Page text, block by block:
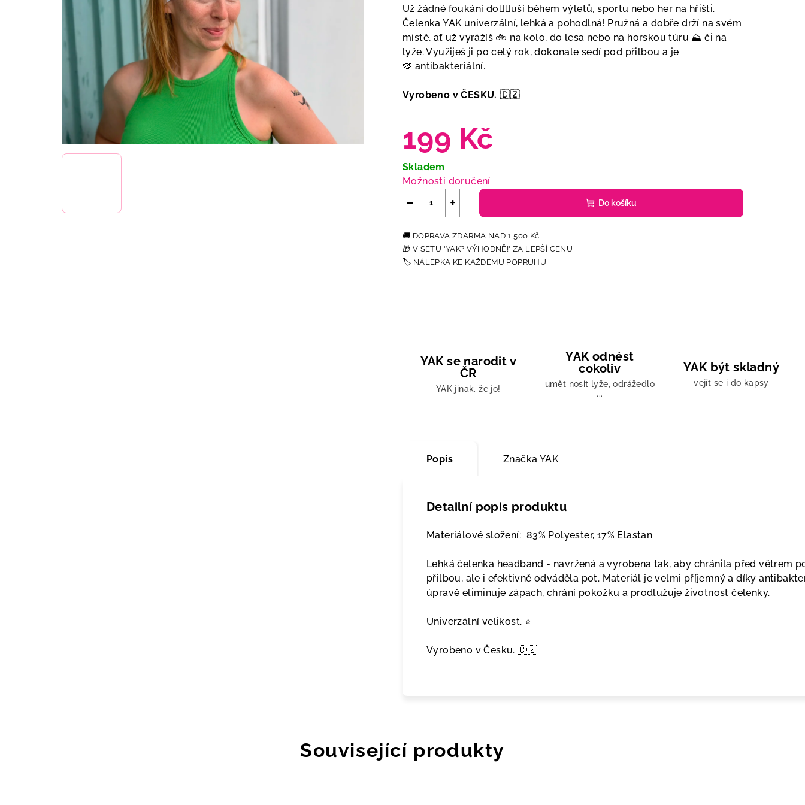
Už žádné foukání do👂🏻uší během výletů, sportu nebo her na hřišti.
Čelenka YAK univerzální, lehká a pohodlná! Pružná a dobře drží na svém
místě, ať už vyrážíš 🚲 na kolo, do lesa nebo na horskou túru ⛰️ či na
lyže. Využiješ ji po celý rok, dokonale sedí pod přilbou a je
🦠 antibakteriální.
Vyrobeno v ČESKU. 🇨🇿
199 Kč
Měrná
cena:
Skladem
Možnosti doručení
+
− Do košíku
YAK se narodit v
ČR
YAK jinak, že jo!
YAK odnést
cokoliv
umět nosit lyže, odrážedlo
...
YAK být skladný
vejít se i do kapsy
Popis Značka YAK
Detailní popis produktu
Materiálové složení: 83% Polyester, 17% Elastan
Lehká čelenka headband - navržená a vyrobena tak, aby chránila před větrem
přilbou, ale i efektivně odváděla pot. Materiál je velmi příjemný a díky
úpravě eliminuje zápach, chrání pokožku a prodlužuje životnost čelenky.
Univerzální velikost. ⭐️
Vyrobeno v Česku. 🇨🇿
Související produkty